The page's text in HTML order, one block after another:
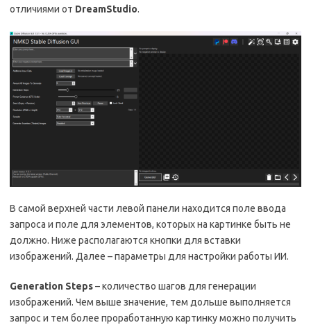
отличиями от DreamStudio.
В самой верхней части левой панели находится поле ввода
запроса и поле для элементов, которых на картинке быть не
должно. Ниже располагаются кнопки для вставки
изображений. Далее – параметры для настройки работы ИИ.
Generation Steps– количество шагов для генерации
изображений. Чем выше значение, тем дольше выполняется
запрос и тем более проработанную картинку можно получить